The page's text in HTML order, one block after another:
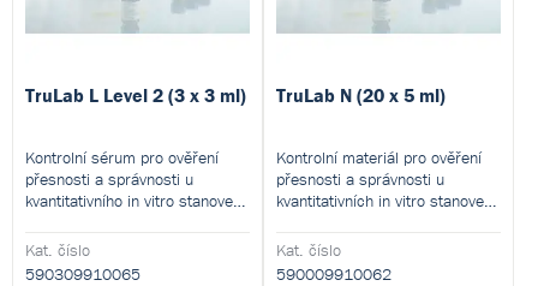
TruLab L Level 2 (3 x 3 ml)
Kontrolní sérum pro ověření
přesnosti a správnosti u
kvantitativního in vitro stanovení
fotometricky.
Kat. číslo
590309910065
TruLab N (20 x 5 ml)
Kontrolní materiál pro ověření
přesnosti a správnosti u
kvantitativních in vitro stanovení
Kat. číslo
590009910062